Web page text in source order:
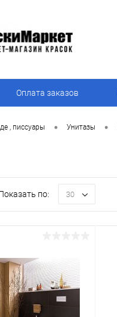
Оплата заказов
, писсуары • Унитазы •
по: 30